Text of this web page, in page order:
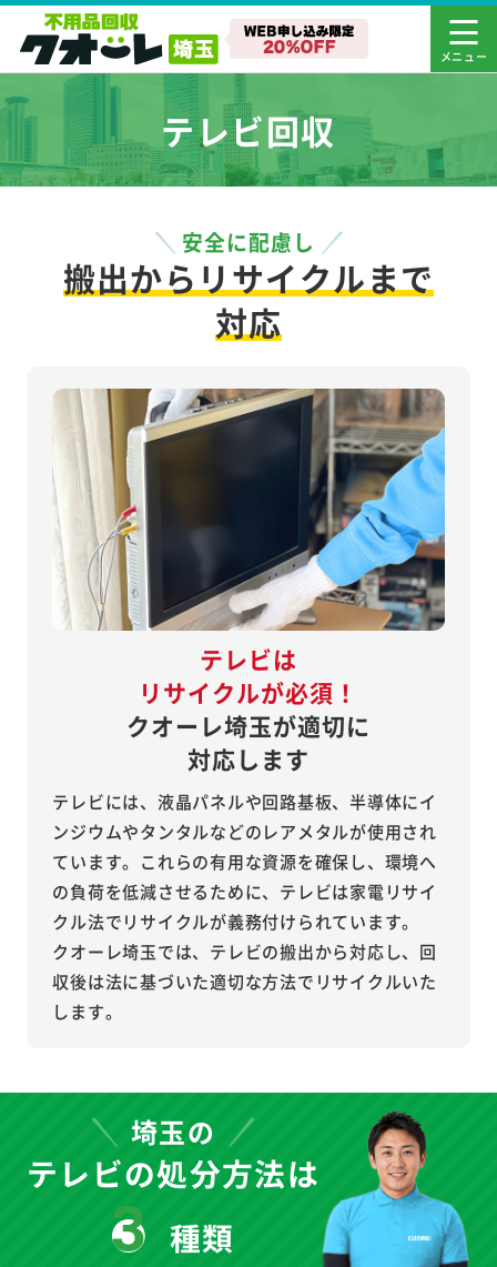
テレビ回収
安全に配慮し
搬出からリサイクルまで
対応
テレビは
リサイクルが必須！
クオーレ埼玉が適切に
対応します
テレビには、液晶パネルや回路基板、半導体にイ
ンジウムやタンタルなどのレアメタルが使用され
ています。これらの有用な資源を確保し、環境へ
の負荷を低減させるために、テレビは家電リサイ
クル法でリサイクルが義務付けられています。
クオーレ埼玉では、テレビの搬出から対応し、回
収後は法に基づいた適切な方法でリサイクルいた
します。
埼玉の
テレビの処分方法は
3 種類